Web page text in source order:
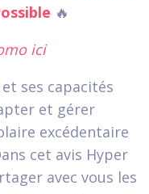
🔥
ici
ses capacités
et gérer
excédentaire
cet avis Hyper
avec vous les